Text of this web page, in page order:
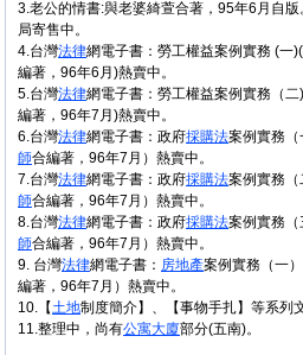
3.老公的情書:與老婆綺萱合著，95年6月自
局寄售中。
4.台灣法律網電子書：勞工權益案例實務 (一
編著，96年6月)熱賣中。
5.台灣法律網電子書：勞工權益案例實務（
編著，96年7月)熱賣中。
6.台灣法律網電子書：政府採購法案例實務
師合編著，96年7月）熱賣中。
7.台灣法律網電子書：政府採購法案例實務
師合編著，96年7月）熱賣中。
8.台灣法律網電子書：政府採購法案例實務
師合編著，96年7月）熱賣中。
9. 台灣法律網電子書： 房地產案例實務（一
編著，96年7月）熱賣中。
10.【土地制度簡介】、【事物手扎】等系列
11.整理中，尚有公寓大廈部分(五南)。